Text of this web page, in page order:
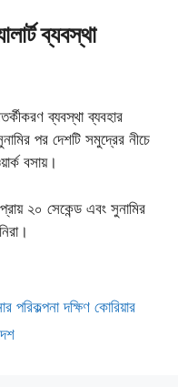
ব্যবস্থা
ব্যবস্থা ব্যবহার
পর দেশটি সমুদ্রের নীচে
বসায়।
২০ সেকেন্ড এবং সুনামির
পরিকল্পনা দক্ষিণ কোরিয়ার